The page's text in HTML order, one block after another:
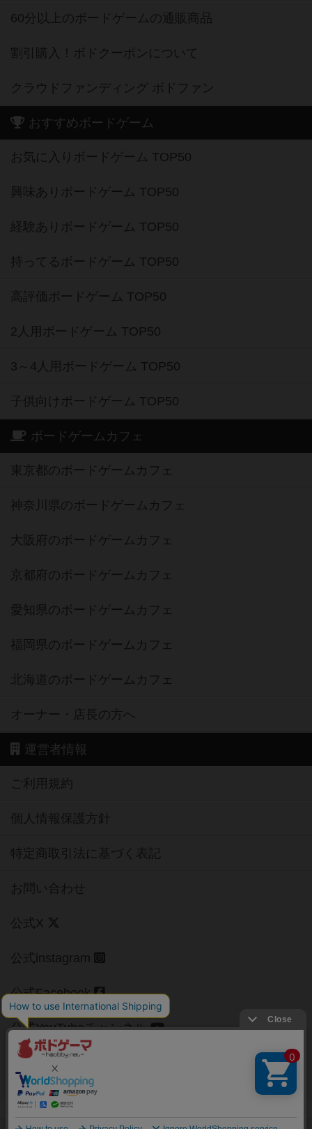
60分以上のボードゲームの通販商品
割引購入！ボドクーポンについて
クラウドファンディング ボドファン
おすすめボードゲーム
お気に入りボードゲーム TOP50
興味ありボードゲーム TOP50
経験ありボードゲーム TOP50
持ってるボードゲーム TOP50
高評価ボードゲーム TOP50
2人用ボードゲーム TOP50
3～4人用ボードゲーム TOP50
子供向けボードゲーム TOP50
ボードゲームカフェ
東京都のボードゲームカフェ
神奈川県のボードゲームカフェ
大阪府のボードゲームカフェ
京都府のボードゲームカフェ
愛知県のボードゲームカフェ
福岡県のボードゲームカフェ
北海道のボードゲームカフェ
オーナー・店長の方へ
運営者情報
ご利用規約
個人情報保護方針
特定商取引法に基づく表記
お問い合わせ
公式X
公式instagram
公式Facebook
公式YouTubeチャンネル